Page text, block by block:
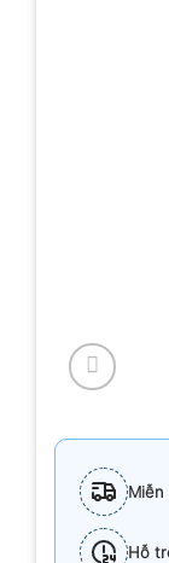
Miễn
Hỗ